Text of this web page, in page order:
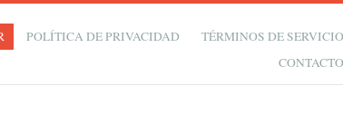
POLÍTICA DE PRIVACIDAD
TÉRMINOS DE